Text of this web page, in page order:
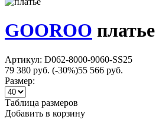
GOOROO платье
Артикул: D062-8000-9060-SS25
79 380 руб. (-30%)55 566 руб.
Размер:
Таблица размеров
Добавить в корзину